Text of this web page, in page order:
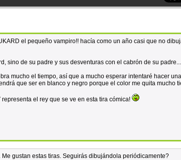
el pequeño vampiro!! hacía como un año casi que no
sino de su padre y sus desventuras con el cabrón de su
mucho el tiempo, así que a mucho esperar intentaré hacer
que ser en blanco y negro porque el color me quita mucho
el rey que se ve en esta tira cómica!
gustan estas tiras. Seguirás dibujándola periódicamente?